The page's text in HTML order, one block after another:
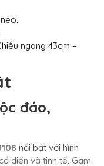
ngang 43cm –
đáo,
nổi bật với hình
điển và tinh tế. Gam